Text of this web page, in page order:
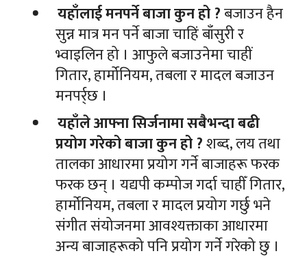
यहाँलाई मनपर्ने बाजा कुन हो ?बजाउन हैन
सुन्न मात्र मन पर्ने बाजा चाहिं बाँसुरी र
भ्वाइलिन हो । आफुले बजाउनेमा चाहीं
गितार, हार्मोनियम, तबला र मादल बजाउन
मनपर्र्छ ।
यहाँले आफ्ना सिर्जनामा सबैभन्दा बढी
प्रयोग गरेको बाजा कुन हो ?शब्द, लय तथा
तालका आधारमा प्रयोग गर्ने बाजाहरू फरक
फरक छन् । यद्यपी कम्पोज गर्दा चाहीँ गितार,
हार्मोनियम, तबला र मादल प्रयोग गर्छु भने
संगीत संयोजनमा आवश्यक्ताका आधारमा
अन्य बाजाहरूको पनि प्रयोग गर्ने गरेको छु ।